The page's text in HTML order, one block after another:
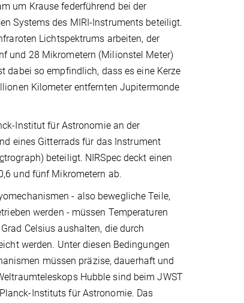
um Krause federführend bei der
Systems des MIRI-Instruments beteiligt.
Lichtspektrums arbeiten, der
und 28 Mikrometern (Milionstel Meter)
dabei so empfindlich, dass es eine Kerze
Kilometer entfernten Jupitermonde
Institut für Astronomie an der
eines Gitterrads für das Instrument
trograph) beteiligt. NIRSpec deckt einen
und fünf Mikrometern ab.
- also bewegliche Teile,
werden - müssen Temperaturen
Celsius aushalten, die durch
werden. Unter diesen Bedingungen
müssen präzise, dauerhaft und
Hubble sind beim JWST
Instituts für Astronomie. Das